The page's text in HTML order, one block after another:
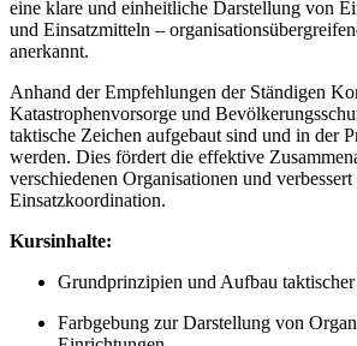
eine klare und einheitliche Darstellung von
und Einsatzmitteln –
anerkannt.
Anhand der Empfehlungen der Ständigen
Katastrophenvorsorge und
taktische Zeichen aufgebaut sind und in der
werden. Dies fördert die effektive
verschiedenen Organisationen und verbessert
Einsatzkoordination.
Kursinhalte:
Grundprinzipien und Aufbau
Farbgebung zur Darstellung von